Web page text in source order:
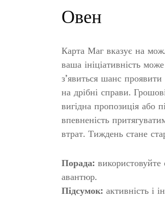
Овен
Карта Маг вказує на
ваша ініціативність
з’явиться шанс
на дрібні справи.
вигідна пропозиція або
впевненість
втрат. Тиждень стане
Порада:
авантюр.
Підсумок: активність і